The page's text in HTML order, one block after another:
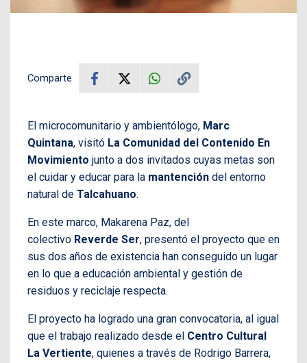
Comparte
El microcomunitario y ambientólogo, Marc
Quintana, visitó La Comunidad del Contenido En
Movimiento junto a dos invitados cuyas metas son
el cuidar y educar para la mantención del entorno
natural de Talcahuano.
En este marco, Makarena Paz, del
colectivo Reverde Ser, presentó el proyecto que en
sus dos años de existencia han conseguido un lugar
en lo que a educación ambiental y gestión de
residuos y reciclaje respecta.
El proyecto ha logrado una gran convocatoria, al igual
que el trabajo realizado desde el Centro Cultural
La Vertiente, quienes a través de Rodrigo Barrera,